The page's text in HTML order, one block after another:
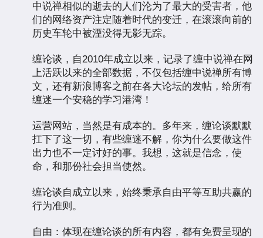
中说禅相似的逝去的人们沦为了最大的受害者，他
们的网络资产注定随着时代的变迁，在滚滚向前的
历史车轮中被湮没得无影无踪。
缠论谈，自2010年成立以来，记录了缠中说禅在网
上活跃以来的全部数据，不仅包括缠中说禅所有博
文，还有新浪博客之前在各大论坛的发帖，给所有
缠迷一个安稳的学习港湾！
运营网站，当然是有成本的。多年来，缠论谈默默
扛下了这一切，有些缠迷不解，你为什么要做这件
出力也不一定讨好的事。我想，这就是信念，使
命，和那份社会担当使然。
缠论谈自成立以来，始终秉承自由平等互助共赢的
行为准则。
自由：体现在缠论谈的所有内容，都有免费呈现的